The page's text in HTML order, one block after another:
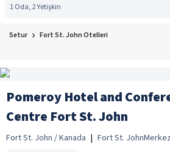
1 Oda, 2 Yetişkin
Setur Fort St. John Otelleri
Pomeroy Hotel and
Centre Fort St. John
Fort St. John / Kanada | Fort St. John